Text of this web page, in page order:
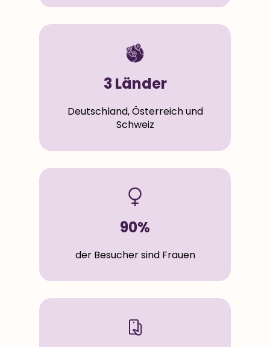
3 Länder
Deutschland, Österreich und
Schweiz
90%
der Besucher sind Frauen